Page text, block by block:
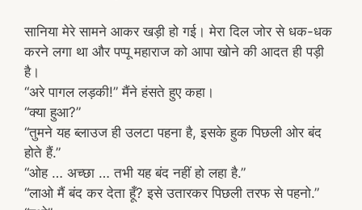
सानिया मेरे सामने आकर खड़ी हो गई। मेरा दिल जोर से धक-धक
करने लगा था और पप्पू महाराज को आपा खोने की आदत ही पड़ी
है।
“अरे पागल लड़की!” मैंने हंसते हुए कहा।
“क्या हुआ?”
“तुमने यह ब्लाउज ही उलटा पहना है, इसके हुक पिछली ओर बंद
होते हैं.”
“ओह … अच्छा … तभी यह बंद नहीं हो लहा है.”
“लाओ मैं बंद कर देता हूँ? इसे उतारकर पिछली तरफ से पहनो.”